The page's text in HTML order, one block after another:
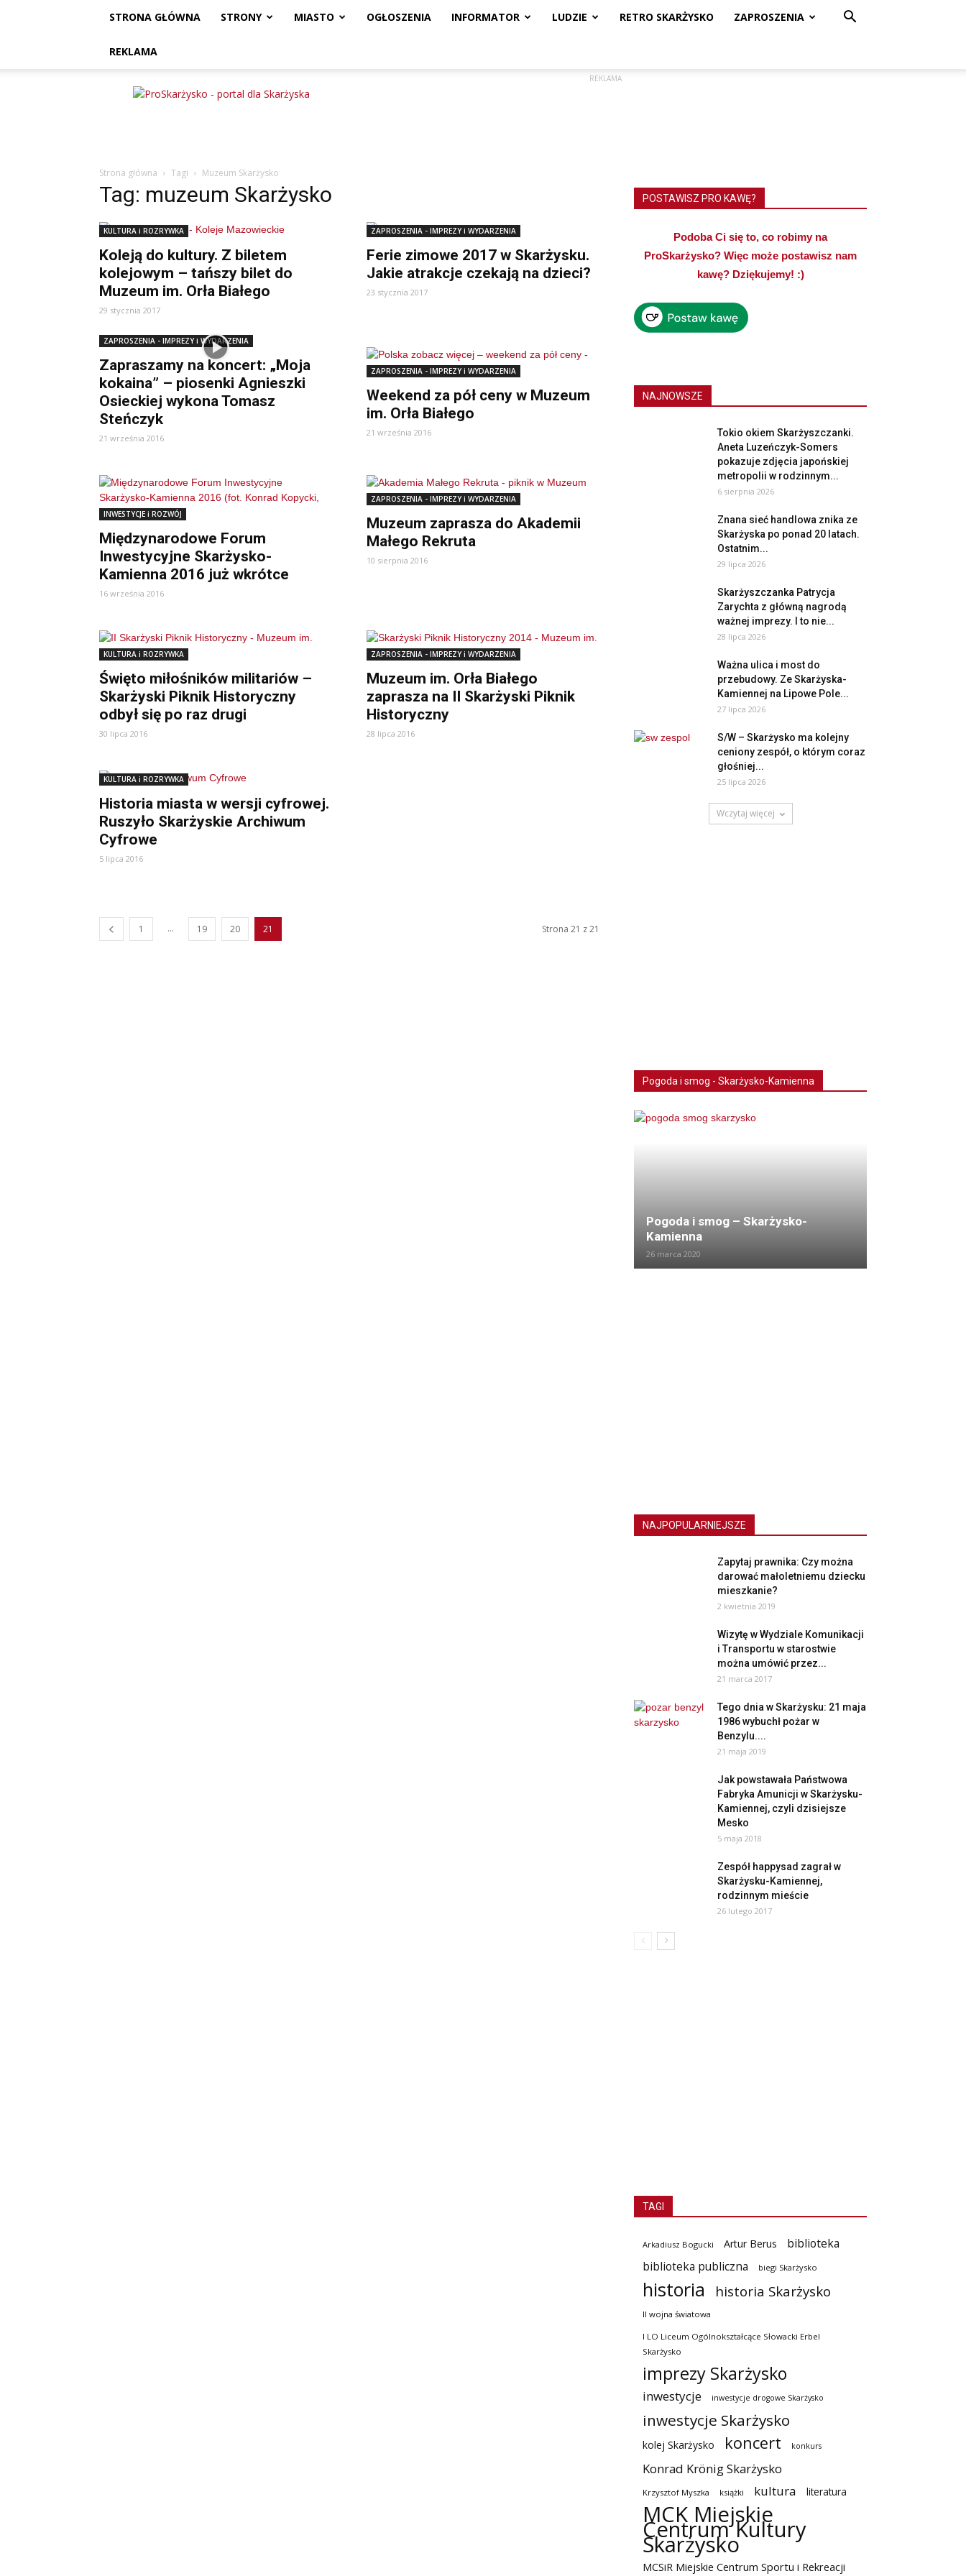
STRONA GŁÓWNA STRONY MIASTO OGŁOSZENIA INFORMATOR LUDZIE RETRO SKARŻYSKO ZAPROSZENIA
REKLAMA
ProSkarżysko
REKLAMA
Strona główna Tagi Muzeum Skarżysko
Tag: muzeum Skarżysko
KULTURA i ROZRYWKA
Koleją do kultury. Z biletem
kolejowym – tańszy bilet do
Muzeum im. Orła Białego
29 stycznia 2017
ZAPROSZENIA - IMPREZY i WYDARZENIA
Ferie zimowe 2017 w Skarżysku.
Jakie atrakcje czekają na dzieci?
23 stycznia 2017
ZAPROSZENIA - IMPREZY i WYDARZENIA
Zapraszamy na koncert: „Moja
kokaina” – piosenki Agnieszki
Osieckiej wykona Tomasz
Steńczyk
21 września 2016
ZAPROSZENIA - IMPREZY i WYDARZENIA
Weekend za pół ceny w Muzeum
im. Orła Białego
21 września 2016
INWESTYCJE i ROZWÓJ
Międzynarodowe Forum
Inwestycyjne Skarżysko-
Kamienna 2016 już wkrótce
16 września 2016
ZAPROSZENIA - IMPREZY i WYDARZENIA
Muzeum zaprasza do Akademii
Małego Rekruta
10 sierpnia 2016
KULTURA i ROZRYWKA
Święto miłośników militariów –
Skarżyski Piknik Historyczny
odbył się po raz drugi
30 lipca 2016
ZAPROSZENIA - IMPREZY i WYDARZENIA
Muzeum im. Orła Białego
zaprasza na II Skarżyski Piknik
Historyczny
28 lipca 2016
KULTURA i ROZRYWKA
Historia miasta w wersji cyfrowej.
Ruszyło Skarżyskie Archiwum
Cyfrowe
5 lipca 2016
1 ... 19 20 21 Strona 21 z 21
POSTAWISZ PRO KAWĘ?
Podoba Ci się to, co robimy na
ProSkarżysko? Więc może postawisz nam
kawę? Dziękujemy! :)
NAJNOWSZE
Tokio okiem Skarżyszczanki.
Aneta Luzeńczyk-Somers
pokazuje zdjęcia japońskiej
metropolii w rodzinnym...
6 sierpnia 2026
Znana sieć handlowa znika ze
Skarżyska po ponad 20 latach.
Ostatnim...
29 lipca 2026
Skarżyszczanka Patrycja
Zarychta z główną nagrodą
ważnej imprezy. I to nie...
28 lipca 2026
Ważna ulica i most do
przebudowy. Ze Skarżyska-
Kamiennej na Lipowe Pole...
27 lipca 2026
S/W – Skarżysko ma kolejny
ceniony zespół, o którym coraz
głośniej...
25 lipca 2026
Wczytaj więcej
Pogoda i smog - Skarżysko-Kamienna
Pogoda i smog – Skarżysko-
Kamienna
26 marca 2020
NAJPOPULARNIEJSZE
Zapytaj prawnika: Czy można
darować małoletniemu dziecku
mieszkanie?
2 kwietnia 2019
Wizytę w Wydziale Komunikacji
i Transportu w starostwie
można umówić przez...
21 marca 2017
Tego dnia w Skarżysku: 21 maja
1986 wybuchł pożar w
Benzylu....
21 maja 2019
Jak powstawała Państwowa
Fabryka Amunicji w Skarżysku-
Kamiennej, czyli dzisiejsze
Mesko
5 maja 2018
Zespół happysad zagrał w
Skarżysku-Kamiennej,
rodzinnym mieście
26 lutego 2017
TAGI
Arkadiusz Bogucki Artur Berus
biblioteka
biblioteka publiczna
biegi Skarżysko
historia historia Skarżysko
II wojna światowa
I LO Liceum Ogólnokształcące Słowacki Erbel
Skarżysko
imprezy Skarżysko
inwestycje inwestycje drogowe Skarżysko
inwestycje Skarżysko
kolej Skarżysko koncert konkurs
Konrad Krönig Skarżysko
Krzysztof Myszka książki kultura literatura
MCK Miejskie
Centrum Kultury
Skarżysko
MCSiR Miejskie Centrum Sportu i Rekreacji